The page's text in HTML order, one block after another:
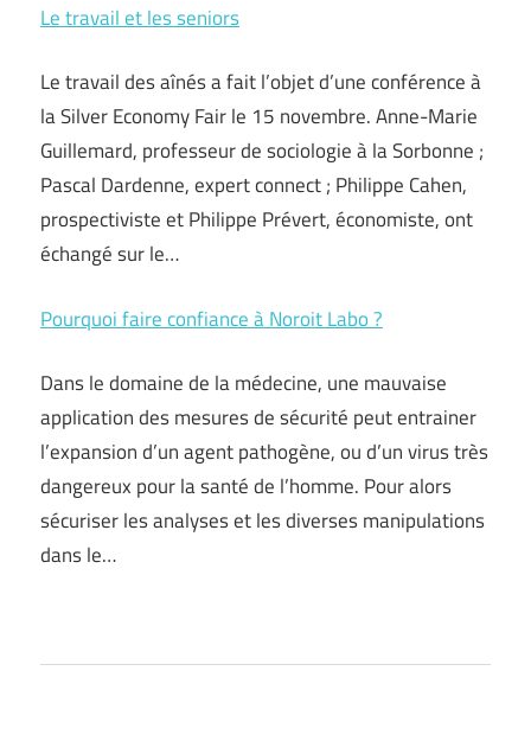
Le travail et les seniors
Le travail des aînés a fait l’objet d’une conférence à
la Silver Economy Fair le 15 novembre. Anne-Marie
Guillemard, professeur de sociologie à la Sorbonne ;
Pascal Dardenne, expert connect ; Philippe Cahen,
prospectiviste et Philippe Prévert, économiste, ont
échangé sur le…
Pourquoi faire confiance à Noroit Labo ?
Dans le domaine de la médecine, une mauvaise
application des mesures de sécurité peut entrainer
l’expansion d’un agent pathogène, ou d’un virus très
dangereux pour la santé de l’homme. Pour alors
sécuriser les analyses et les diverses manipulations
dans le…